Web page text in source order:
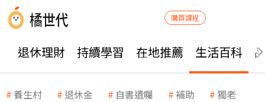
購買課程
退休理財 持續學習 在地推薦 生活百科
養生村 退休金 自書遺囑 補助 獨老